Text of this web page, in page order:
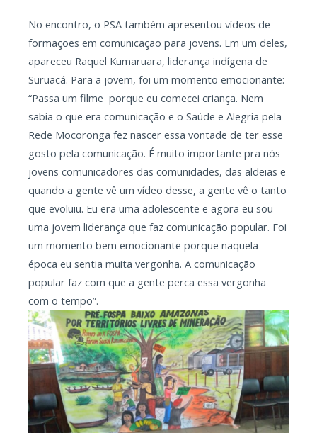
No encontro, o PSA também apresentou vídeos de
formações em comunicação para jovens. Em um deles,
apareceu Raquel Kumaruara, liderança indígena de
Suruacá. Para a jovem, foi um momento emocionante:
“Passa um filme porque eu comecei criança. Nem
sabia o que era comunicação e o Saúde e Alegria pela
Rede Mocoronga fez nascer essa vontade de ter esse
gosto pela comunicação. É muito importante pra nós
jovens comunicadores das comunidades, das aldeias e
quando a gente vê um vídeo desse, a gente vê o tanto
que evoluiu. Eu era uma adolescente e agora eu sou
uma jovem liderança que faz comunicação popular. Foi
um momento bem emocionante porque naquela
época eu sentia muita vergonha. A comunicação
popular faz com que a gente perca essa vergonha
com o tempo”.